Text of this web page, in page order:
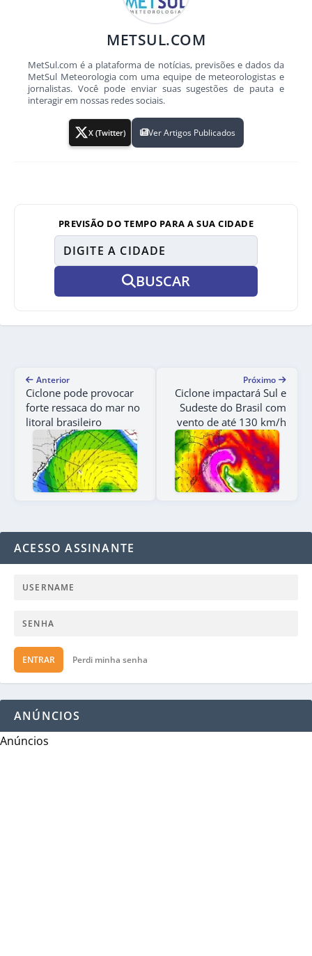
METSUL.COM
MetSul.com é a plataforma de notícias, previsões e dados da
MetSul Meteorologia com uma equipe de meteorologistas e
jornalistas. Você pode enviar suas sugestões de pauta e
interagir em nossas redes sociais.
X (Twitter) Ver Artigos Publicados
PREVISÃO DO TEMPO PARA A SUA CIDADE
BUSCAR
Anterior
Ciclone pode provocar
forte ressaca do mar no
litoral brasileiro
Próximo
Ciclone impactará Sul e
Sudeste do Brasil com
vento de até 130 km/h
ACESSO ASSINANTE
ENTRAR Perdi minha senha
ANÚNCIOS
Anúncios